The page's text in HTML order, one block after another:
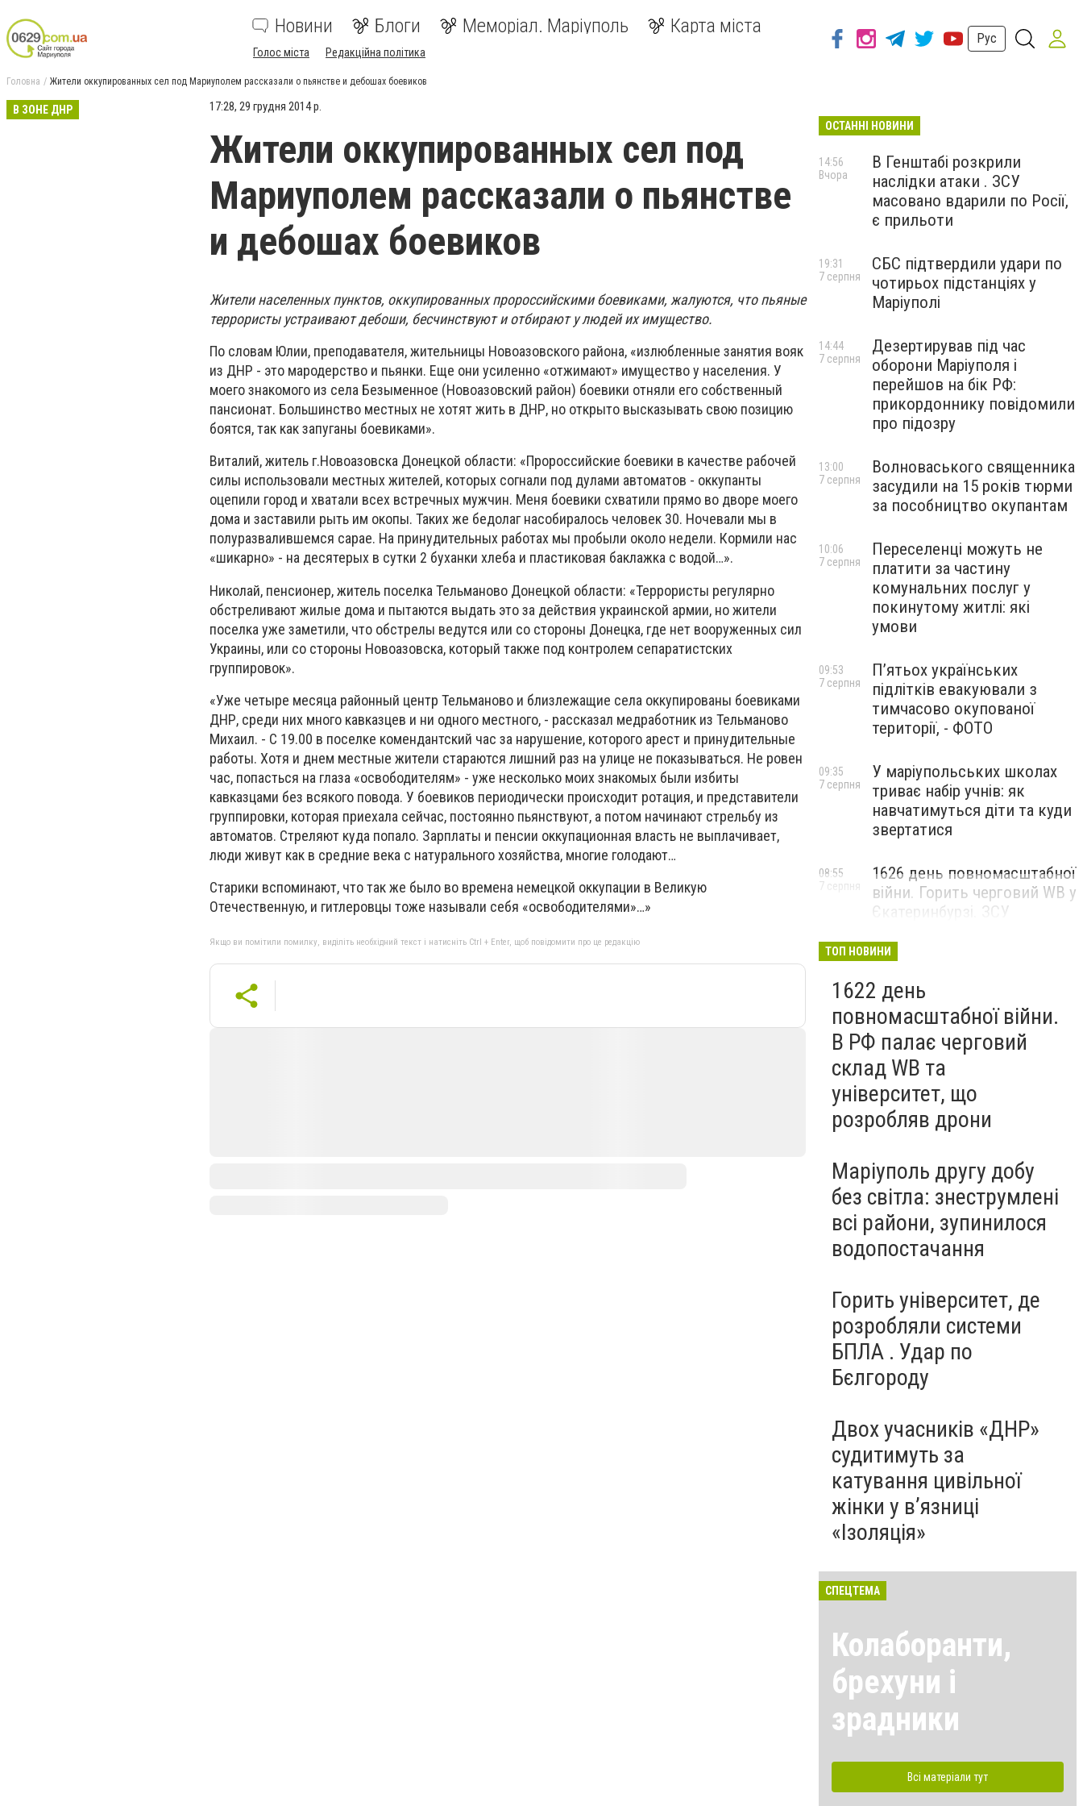
Новини Блоги Меморіал. Маріуполь Карта міста
Голос міста Редакційна політика
Рус
Головна Жители оккупированных сел под Мариуполем рассказали о пьянстве и дебошах боевиков
В ЗОНЕ ДНР 17:28, 29 грудня 2014 р.
Жители оккупированных сел под
Мариуполем рассказали о пьянстве
и дебошах боевиков
Жители населенных пунктов, оккупированных пророссийскими боевиками, жалуются, что пьяные
террористы устраивают дебоши, бесчинствуют и отбирают у людей их имущество.
По словам Юлии, преподавателя, жительницы Новоазовского района, «излюбленные занятия вояк
из ДНР - это мародерство и пьянки. Еще они усиленно «отжимают» имущество у населения. У
моего знакомого из села Безыменное (Новоазовский район) боевики отняли его собственный
пансионат. Большинство местных не хотят жить в ДНР, но открыто высказывать свою позицию
боятся, так как запуганы боевиками».
Виталий, житель г.Новоазовска Донецкой области: «Пророссийские боевики в качестве рабочей
силы использовали местных жителей, которых согнали под дулами автоматов - оккупанты
оцепили город и хватали всех встречных мужчин. Меня боевики схватили прямо во дворе моего
дома и заставили рыть им окопы. Таких же бедолаг насобиралось человек 30. Ночевали мы в
полуразвалившемся сарае. На принудительных работах мы пробыли около недели. Кормили нас
«шикарно» - на десятерых в сутки 2 буханки хлеба и пластиковая баклажка с водой…».
Николай, пенсионер, житель поселка Тельманово Донецкой области: «Террористы регулярно
обстреливают жилые дома и пытаются выдать это за действия украинской армии, но жители
поселка уже заметили, что обстрелы ведутся или со стороны Донецка, где нет вооруженных сил
Украины, или со стороны Новоазовска, который также под контролем сепаратистских
группировок».
«Уже четыре месяца районный центр Тельманово и близлежащие села оккупированы боевиками
ДНР, среди них много кавказцев и ни одного местного, - рассказал медработник из Тельманово
Михаил. - С 19.00 в поселке комендантский час за нарушение, которого арест и принудительные
работы. Хотя и днем местные жители стараются лишний раз на улице не показываться. Не ровен
час, попасться на глаза «освободителям» - уже несколько моих знакомых были избиты
кавказцами без всякого повода. У боевиков периодически происходит ротация, и представители
группировки, которая приехала сейчас, постоянно пьянствуют, а потом начинают стрельбу из
автоматов. Стреляют куда попало. Зарплаты и пенсии оккупационная власть не выплачивает,
люди живут как в средние века с натурального хозяйства, многие голодают…
Старики вспоминают, что так же было во времена немецкой оккупации в Великую
Отечественную, и гитлеровцы тоже называли себя «освободителями»…»
Якщо ви помітили помилку, виділіть необхідний текст і натисніть Ctrl + Enter, щоб повідомити про це редакцію
ОСТАННІ НОВИНИ
В Генштабі розкрили
наслідки атаки . ЗСУ
масовано вдарили по Росії,
є прильоти
14:56
Вчора
СБС підтвердили удари по
чотирьох підстанціях у
Маріуполі
19:31
7 серпня
Дезертирував під час
оборони Маріуполя і
перейшов на бік РФ:
прикордоннику повідомили
про підозру
14:44
7 серпня
Волноваського священника
засудили на 15 років тюрми
за пособництво окупантам
13:00
7 серпня
Переселенці можуть не
платити за частину
комунальних послуг у
покинутому житлі: які
умови
10:06
7 серпня
П’ятьох українських
підлітків евакуювали з
тимчасово окупованої
території, - ФОТО
09:53
7 серпня
У маріупольських школах
триває набір учнів: як
навчатимуться діти та куди
звертатися
09:35
7 серпня
1626 день повномасштабної
війни. Горить черговий WB у
Єкатеринбурзі. ЗСУ
Маріуполі
08:55
7 серпня
ТОП НОВИНИ
1622 день
повномасштабної війни.
В РФ палає черговий
склад WB та
університет, що
розробляв дрони
Маріуполь другу добу
без світла: знеструмлені
всі райони, зупинилося
водопостачання
Горить університет, де
розробляли системи
БПЛА . Удар по
Бєлгороду
Двох учасників «ДНР»
судитимуть за
катування цивільної
жінки у в’язниці
«Ізоляція»
СПЕЦТЕМА
Колаборанти,
брехуни і
зрадники
Всі матеріали тут